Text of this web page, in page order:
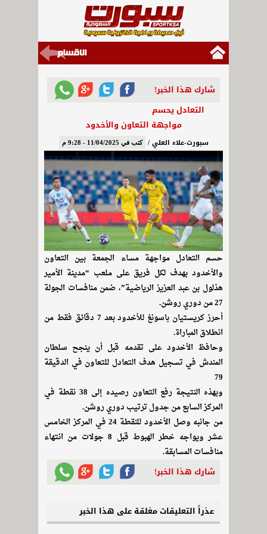
شارك هذا الخبر!
التعادل يحسم
مواجهة التعاون والأخدود
سبورت-علاء العلي / كتب في 11/04/2025 - 9:28 م
حسم التعادل مواجهة مساء الجمعة بين التعاون
والأخدود بهدف لكل فريق على ملعب “مدينة الأمير
هذلول بن عبد العزيز الرياضية”، ضمن منافسات الجولة
27 من دوري روشن.
أحرز كريستيان باسونغ للأخدود بعد 7 دقائق فقط من
انطلاق المباراة.
وحافظ الأخدود على تقدمه قبل أن ينجح سلطان
المندش في تسجيل هدف التعادل للتعاون في الدقيقة
79
وبهذه النتيجة رفع التعاون رصيده إلى 38 نقطة في
المركز السابع من جدول ترتيب دوري روشن.
من جانبه وصل الأخدود للنقطة 24 في المركز الخامس
عشر ويواجه خطر الهبوط قبل 8 جولات من انتهاء
منافسات المسابقة.
شارك هذا الخبر!
عذراً التعليقات مغلقة على هذا الخبر